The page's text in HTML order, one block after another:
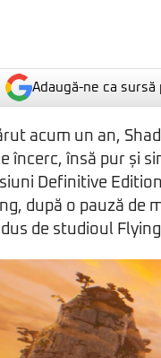
Adaugă-ne ca
acum un an,
încerc, însă pur și
Definitive
după o pauză de
de studioul